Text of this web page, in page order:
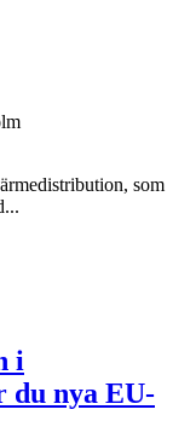
som
i
du nya EU-